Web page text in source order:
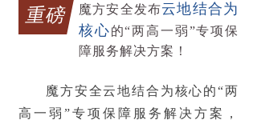
重磅 魔方安全发布云地结合为
核心的“两高一弱”专项保
障服务解决方案！
魔方安全云地结合为核心的“两
高一弱”专项保障服务解决方案，